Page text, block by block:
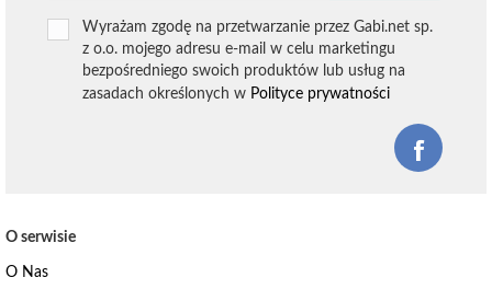
Wyrażam zgodę na przetwarzanie przez Gabi.net sp.
z o.o. mojego adresu e-mail w celu marketingu
bezpośredniego swoich produktów lub usług na
zasadach określonych w Polityce prywatności
O serwisie
O Nas